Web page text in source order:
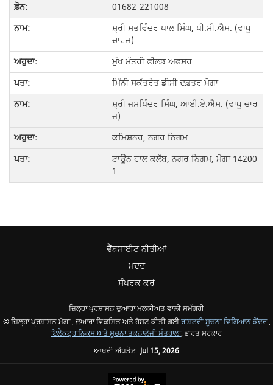
01682-221008
ਸ਼੍ਰੀ ਸਤਵਿੰਦਰ ਪਾਲ ਸਿੰਘ, ਪੀ.ਸੀ.ਐਸ. (ਵਾਧੂ
ਚਾਰਜ)
ਮੁੱਖ ਮੰਤਰੀ ਫੀਲਡ ਅਫਸਰ
ਮਿੰਨੀ ਸਕੱਤਰੇਤ ਡੀਸੀ ਦਫ਼ਤਰ ਮੋਗਾ
ਸ਼੍ਰੀ ਜਸਪਿੰਦਰ ਸਿੰਘ, ਆਈ.ਏ.ਐਸ. (ਵਾਧੂ ਚਾਰ
ਜ)
ਕਮਿਸ਼ਨਰ, ਨਗਰ ਨਿਗਮ
ਟਾਊਨ ਹਾਲ ਕਲੱਬ, ਨਗਰ ਨਿਗਮ, ਮੋਗਾ 14200
1
ਵੈੱਬਸਾਈਟ ਨੀਤੀਆਂ
ਮਦਦ
ਸੰਪਰਕ ਕਰੋ
ਜ਼ਿਲ੍ਹਾ ਪ੍ਰਸ਼ਾਸਨ ਦੁਆਰਾ ਮਲਕੀਅਤ ਵਾਲੀ ਸਮੱਗਰੀ
© ਜ਼ਿਲ੍ਹਾ ਪ੍ਰਸ਼ਾਸਨ ਮੋਗਾ , ਦੁਆਰਾ ਵਿਕਸਿਤ ਅਤੇ ਹੋਸਟ ਕੀਤੀ ਗਈਰਾਸ਼ਟਰੀ ਸੂਚਨਾ ਵਿਗਿਆਨ ਕੇਂਦਰ,
ਇਲੈਕਟ੍ਰਾਨਿਕਸ ਅਤੇ ਸੂਚਨਾ ਤਕਨਾਲੋਜੀ ਮੰਤਰਾਲਾ, ਭਾਰਤ ਸਰਕਾਰ
ਆਖਰੀ ਅੱਪਡੇਟ:Jul 15, 2026